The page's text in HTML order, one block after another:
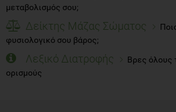
μεταβολισμός σου;
Δείκτης Μάζας Σώματος
φυσιολογικό σου βάρος;
Λεξικό Διατροφής
Βρες όλους
ορισμούς